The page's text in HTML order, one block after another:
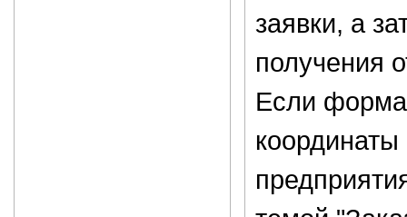
заявки, а
получения
Если форма